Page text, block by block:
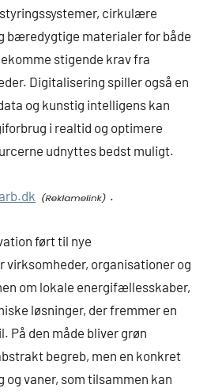
cirkulære
bæredygtige materialer for både
stigende krav fra
Digitalisering spiller også en
og kunstig intelligens kan
i realtid og optimere
udnyttes bedst muligt.
.
ført til nye
virksomheder, organisationer og
om lokale energifællesskaber,
løsninger, der fremmer en
På den måde bliver grøn
begreb, men en konkret
og vaner, som tilsammen kan